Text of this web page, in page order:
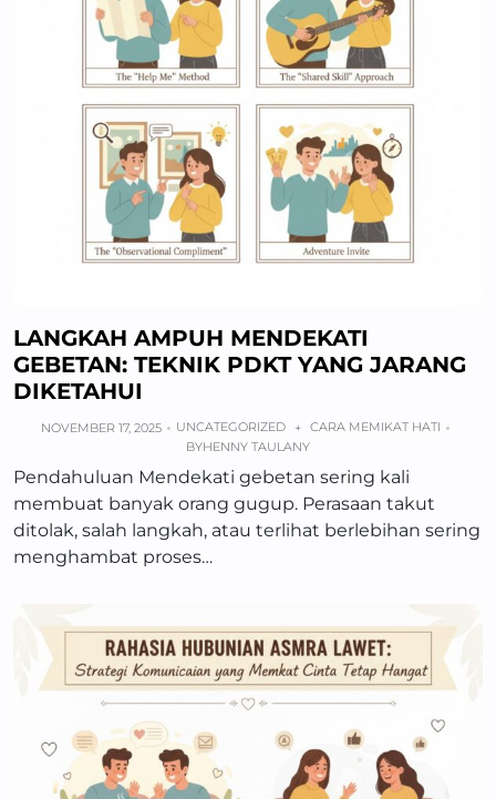
LANGKAH AMPUH MENDEKATI
GEBETAN: TEKNIK PDKT YANG JARANG
DIKETAHUI
NOVEMBER 17, 2025 UNCATEGORIZED + CARA MEMIKAT HATI
BYHENNY TAULANY
Pendahuluan Mendekati gebetan sering kali
membuat banyak orang gugup. Perasaan takut
ditolak, salah langkah, atau terlihat berlebihan sering
menghambat proses…